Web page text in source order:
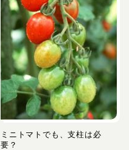
ミニトマトでも、支柱は必
要？